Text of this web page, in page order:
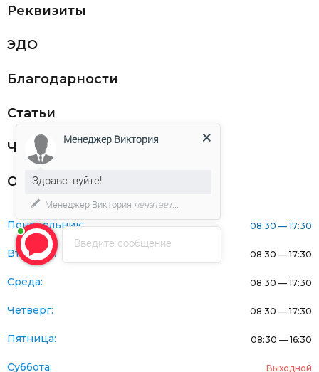
Реквизиты
ЭДО
Благодарности
Статьи
Частникам
Оферта
Понедельник: 08:30 — 17:30
Вторник: 08:30 — 17:30
Среда: 08:30 — 17:30
Четверг: 08:30 — 17:30
Пятница: 08:30 — 16:30
Суббота: Выходной
Введите сообщение
Менеджер Виктория
Здравствуйте!
Менеджер Виктория печатает...